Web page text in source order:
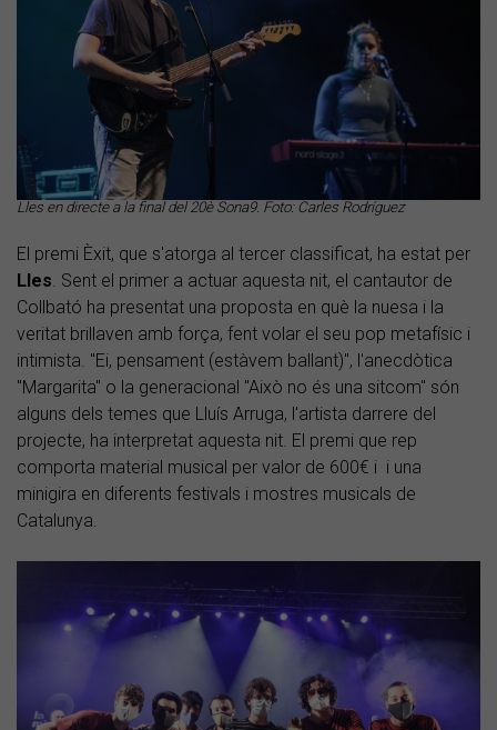
Lles en directe a la final del 20è Sona9. Foto: Carles Rodríguez
El premi Èxit, que s'atorga al tercer classificat, ha estat per
Lles. Sent el primer a actuar aquesta nit, el cantautor de
Collbató ha presentat una proposta en què la nuesa i la
veritat brillaven amb força, fent volar el seu pop metafísic i
intimista. "Ei, pensament (estàvem ballant)", l'anecdòtica
"Margarita" o la generacional "Això no és una sitcom" són
alguns dels temes que Lluís Arruga, l'artista darrere del
projecte, ha interpretat aquesta nit. El premi que rep
comporta material musical per valor de 600€ i i una
minigira en diferents festivals i mostres musicals de
Catalunya.